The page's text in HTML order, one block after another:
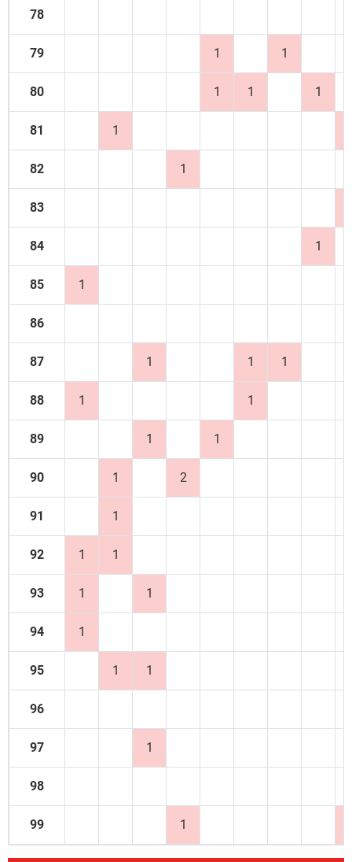
78
79 1 1
80 1 1 1
81 1
82 1
83
84 1
85 1
86
87 1 1 1
88 1 1
89 1 1
90 1 2
91 1
92 1 1
93 1 1
94 1
95 1 1
96
97 1
98
99 1